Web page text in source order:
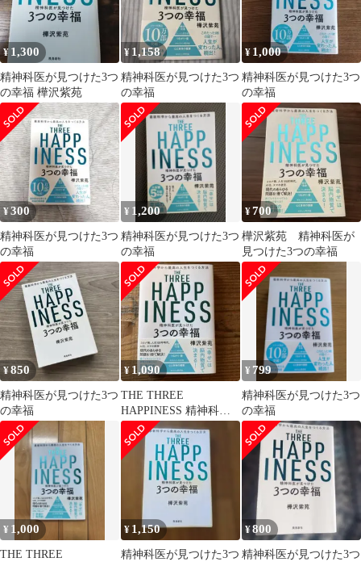
¥ 1,300
精神科医が見つけた3つ
の幸福 樺沢紫苑
¥ 1,158
精神科医が見つけた3つ
の幸福
¥ 1,000
精神科医が見つけた3つ
の幸福
¥300
精神科医が見つけた3つ
の幸福
¥ 1,200
精神科医が見つけた3つ
の幸福
¥700
樺沢紫苑 精神科医が
見つけた3つの幸福
¥850
精神科医が見つけた3つ
の幸福
¥ 1,090
THE THREE
HAPPINESS 精神科医
が見つけた3つの幸福
¥ 799
精神科医が見つけた3つ
の幸福
¥ 1,000
THE THREE
¥ 1,150
精神科医が見つけた3つ
¥800
精神科医が見つけた3つ